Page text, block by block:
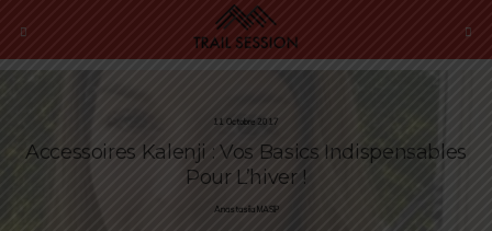
11 Octobre 2017
Accessoires Kalenji : Vos Basics Indispensables
Pour L’hiver !
Anastasiia MASIP